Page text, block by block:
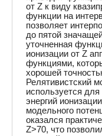
от Z к виду
функции на
позволяет
до пятой
уточненная
ионизации от Z
функциями,
хорошей
Релятивистский
используется
энергий
модельного
оказался
Z>70, что